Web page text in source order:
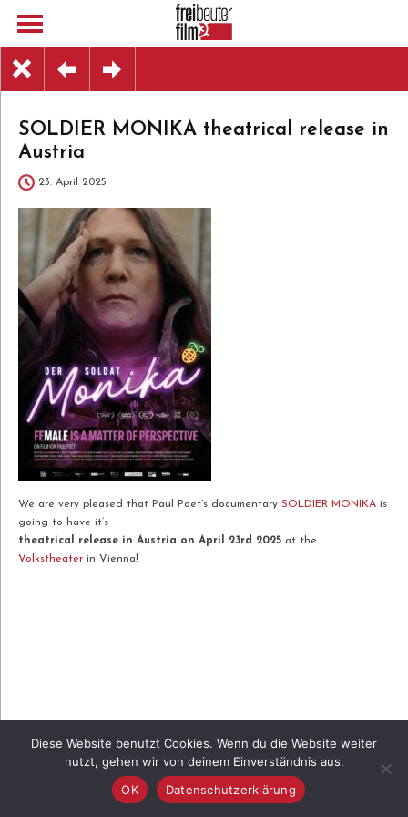
SOLDIER MONIKA theatrical release in
Austria
23. April 2025
We are very pleased that Paul Poet’s documentary SOLDIER MONIKA is
going to have it’s
theatrical release in Austria on April 23rd 2025 at the
Volkstheater in Vienna!
Diese Website benutzt Cookies. Wenn du die Website weiter
nutzt, gehen wir von deinem Einverständnis aus.
OK
Datenschutzerklärung